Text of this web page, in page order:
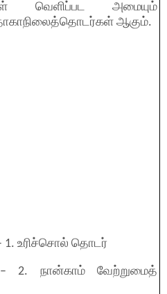
வெளிப்பட அமையும்
ஆகும்.
1. உரிச்சொல் தொடர்
2. நான்காம் வேற்றுமைத்